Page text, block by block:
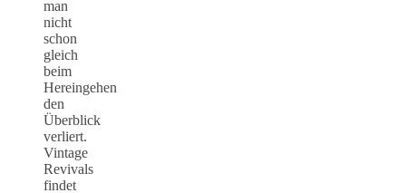
man
nicht
schon
gleich
beim
Hereingehen
den
Überblick
verliert.
Vintage
Revivals
findet